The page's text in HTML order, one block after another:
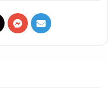
Messenger
Mail